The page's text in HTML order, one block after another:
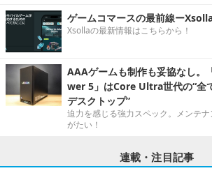
ゲームコマースの最前線ー
Xsollaの最新情報はこちらから！
AAAゲームも制作も妥協なし
wer 5」はCore Ultra世代の“全
デスクトップ”
迫力を感じる強力スペック。メンテ
がたい！
連載・注目記事